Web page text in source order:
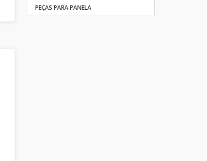
PEÇAS PARA PANELA